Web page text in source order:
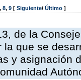
, 8, 9 [ Siguiente/ Último ]
de la
la que se
y asignación